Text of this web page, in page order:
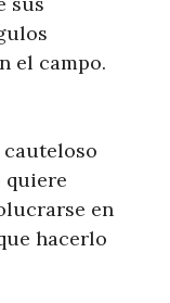
el campo.
cauteloso
quiere
en
hacerlo